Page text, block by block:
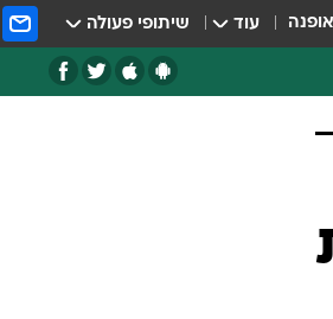
אופנה עוד שיתופי פעולה